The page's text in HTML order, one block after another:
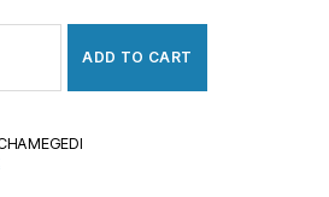
ADD TO CART